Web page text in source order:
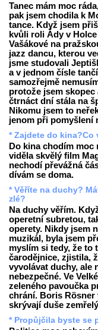
Tanec mám moc
pak jsem chodila k
tance. Když jsem
kvůli roli Ády v
Vašákové na
jazz dancu, kterou
jsme studovali
a v jednom čísle
samozřejmě
protože jsem skopec
čtrnáct dní stála na
Nikomu jsem to
jenom při pomyšlení
* Zajdete do kina?Co
Do kina chodím moc
viděla skvělý film
nechodí převážná
dívám se doma.
* Věříte na duchy?
zlé?
Na duchy věřím.
operetní subretou,
operety. Nikdy jsem
muzikál, byla jsem
myslím si tedy, že to
čarodějnice, zjistila,
vyvolávat duchy, ale
nebezpečné. Ve
zeleného pavoučka
chrání. Boris Rösner
skrývají duše
* Propůjčila byste se